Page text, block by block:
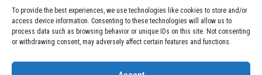
To provide the best experiences, we use technologies like cookies to store and/or
access device information. Consenting to these technologies will allow us to
process data such as browsing behavior or unique IDs on this site. Not consenting
or withdrawing consent, may adversely affect certain features and functions.